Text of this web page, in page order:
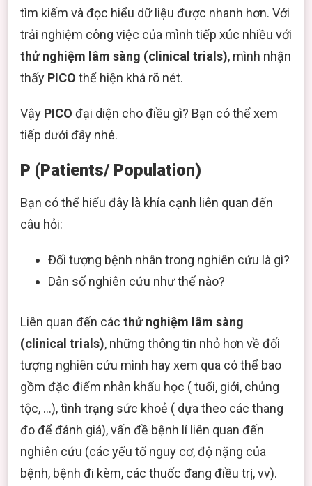
tìm kiếm và đọc hiểu dữ liệu được nhanh hơn. Với
thử nghiệm lâm sàng (clinical trials), mình nhận
thấy PICO thể hiện khá rõ nét.
Vậy PICO đại diện cho điều gì? Bạn có thể xem
tiếp dưới đây nhé.
P (Patients/ Population)
Bạn có thể hiểu đây là khía cạnh liên quan đến
câu hỏi:
Đối tượng bệnh nhân trong nghiên cứu là gì?
Dân số nghiên cứu như thế nào?
Liên quan đến các thử nghiệm lâm sàng
(clinical trials), những thông tin nhỏ hơn về đối
tượng nghiên cứu mình hay xem qua có thể bao
gồm đặc điểm nhân khẩu học ( tuổi, giới, chủng
tộc, …), tình trạng sức khoẻ ( dựa theo các thang
đo để đánh giá), vấn đề bệnh lí liên quan đến
nghiên cứu (các yếu tố nguy cơ, độ nặng của
bệnh, bệnh đi kèm, các thuốc đang điều trị, vv).